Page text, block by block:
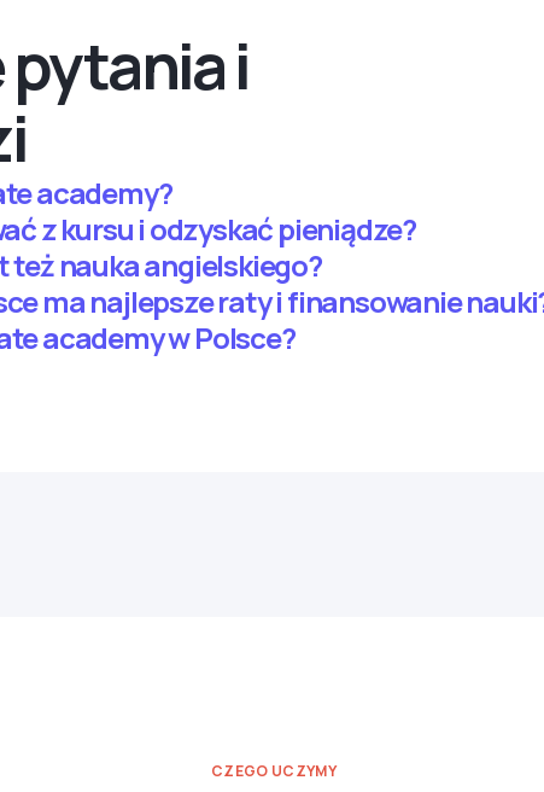
pytania i
academy?
z kursu i odzyskać pieniądze?
też nauka angielskiego?
ma najlepsze raty i finansowanie
academy w Polsce?
CZEGO UCZYMY